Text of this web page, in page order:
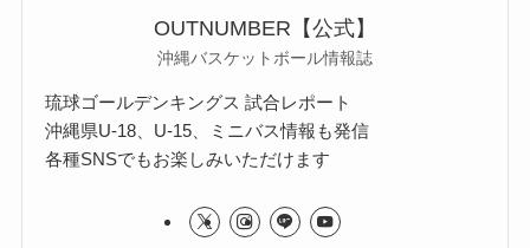
OUTNUMBER【公式】
沖縄バスケットボール情報誌
琉球ゴールデンキングス 試合レポート
沖縄県U-18、U-15、ミニバス情報も発信
各種SNSでもお楽しみいただけます